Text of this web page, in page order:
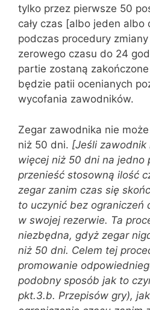
tylko przez pierwsze 50
cały czas [albo jeden albo
podczas procedury
zerowego czasu do 24
partie zostaną
będzie patii ocenianych
wycofania zawodników.
Zegar zawodnika nie
niż 50 dni. [Jeśli zawodnik
więcej niż 50 dni na jedno
przenieść stosowną ilość
zegar zanim czas się
to uczynić bez ograniczeń
w swojej rezerwie. Ta
niezbędna, gdyż zegar
niż 50 dni. Celem tej
promowanie
podobny sposób jak to
pkt.3.b. Przepisów gry),